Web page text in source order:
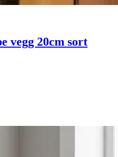
vegg 20cm sort